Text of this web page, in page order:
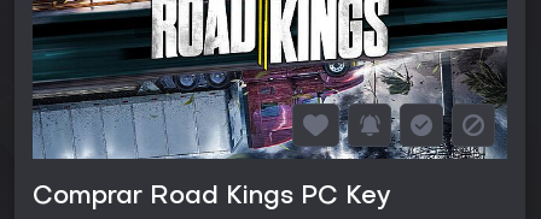
Comprar Road Kings PC Key